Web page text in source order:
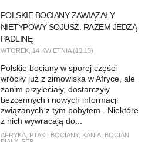
POLSKIE BOCIANY ZAWIĄZAŁY
NIETYPOWY SOJUSZ. RAZEM JEDZĄ
PADLINĘ
WTOREK, 14 KWIETNIA (13:13)
Polskie bociany w sporej części
wróciły już z zimowiska w Afryce, ale
zanim przyleciały, dostarczyły
bezcennych i nowych informacji
związanych z tym pobytem . Niektóre
z nich wywracają do...
AFRYKA, PTAKI BOCIANY, KANIA, BOCIAN